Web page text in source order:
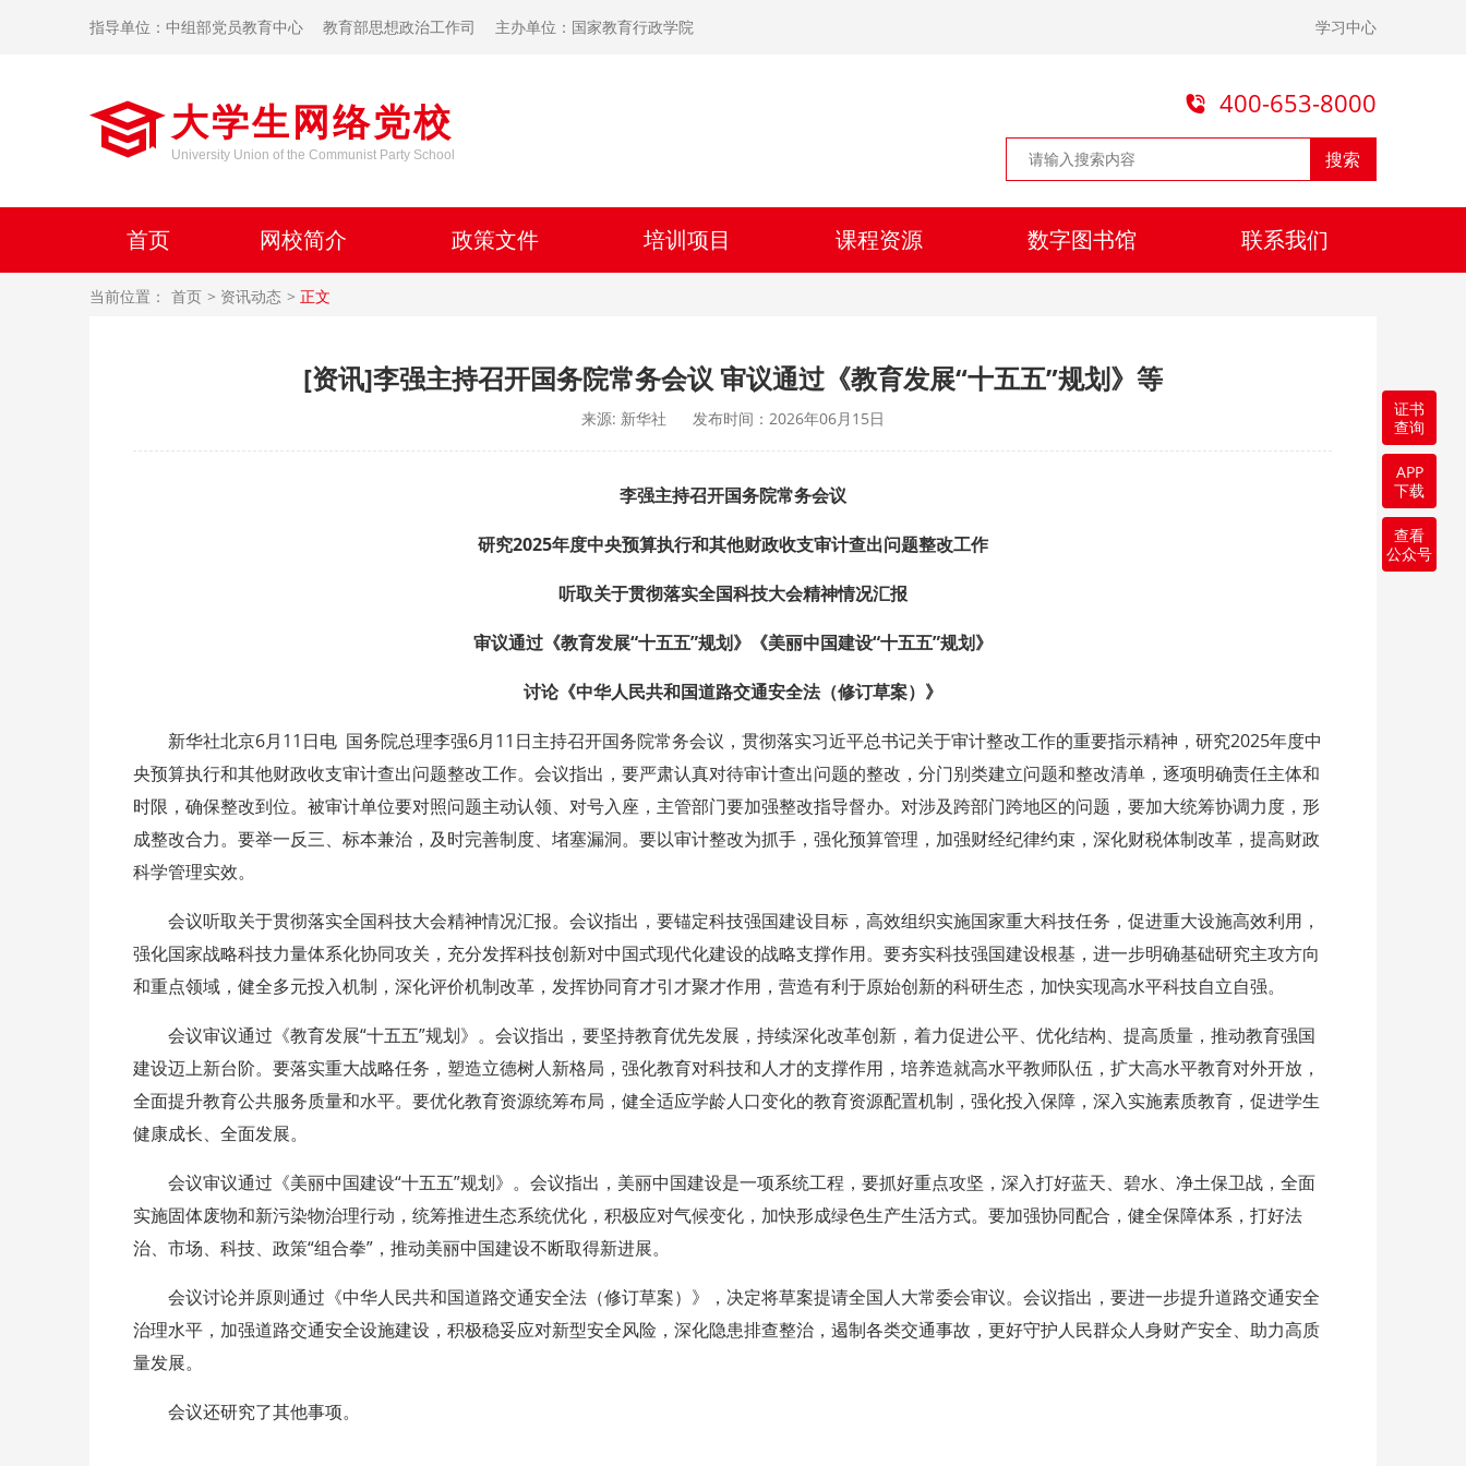
指导单位：中组部党员教育中心 教育部思想政治工作司 主办单位：国家教育行政学院 学习中心
大学生网络党校
University Union of the Communist Party School
400-653-8000
搜索
首页 网校简介 政策文件 培训项目 课程资源 数字图书馆 联系我们
当前位置： 首页 资讯动态 正文
[资讯]李强主持召开国务院常务会议 审议通过《教育发展“十五五”规划》等
来源: 新华社 发布时间：2026年06月15日
李强主持召开国务院常务会议
研究2025年度中央预算执行和其他财政收支审计查出问题整改工作
听取关于贯彻落实全国科技大会精神情况汇报
审议通过《教育发展“十五五”规划》《美丽中国建设“十五五”规划》
讨论《中华人民共和国道路交通安全法（修订草案）》
新华社北京6月11日电 国务院总理李强6月11日主持召开国务院常务会议，贯彻落实习近平总书记关于审计整改工作的重要指示精神，研究2025年度中
央预算执行和其他财政收支审计查出问题整改工作。会议指出，要严肃认真对待审计查出问题的整改，分门别类建立问题和整改清单，逐项明确责任主体和
时限，确保整改到位。被审计单位要对照问题主动认领、对号入座，主管部门要加强整改指导督办。对涉及跨部门跨地区的问题，要加大统筹协调力度，形
成整改合力。要举一反三、标本兼治，及时完善制度、堵塞漏洞。要以审计整改为抓手，强化预算管理，加强财经纪律约束，深化财税体制改革，提高财政
科学管理实效。
会议听取关于贯彻落实全国科技大会精神情况汇报。会议指出，要锚定科技强国建设目标，高效组织实施国家重大科技任务，促进重大设施高效利用，
强化国家战略科技力量体系化协同攻关，充分发挥科技创新对中国式现代化建设的战略支撑作用。要夯实科技强国建设根基，进一步明确基础研究主攻方向
和重点领域，健全多元投入机制，深化评价机制改革，发挥协同育才引才聚才作用，营造有利于原始创新的科研生态，加快实现高水平科技自立自强。
会议审议通过《教育发展“十五五”规划》。会议指出，要坚持教育优先发展，持续深化改革创新，着力促进公平、优化结构、提高质量，推动教育强国
建设迈上新台阶。要落实重大战略任务，塑造立德树人新格局，强化教育对科技和人才的支撑作用，培养造就高水平教师队伍，扩大高水平教育对外开放，
全面提升教育公共服务质量和水平。要优化教育资源统筹布局，健全适应学龄人口变化的教育资源配置机制，强化投入保障，深入实施素质教育，促进学生
健康成长、全面发展。
会议审议通过《美丽中国建设“十五五”规划》。会议指出，美丽中国建设是一项系统工程，要抓好重点攻坚，深入打好蓝天、碧水、净土保卫战，全面
实施固体废物和新污染物治理行动，统筹推进生态系统优化，积极应对气候变化，加快形成绿色生产生活方式。要加强协同配合，健全保障体系，打好法
治、市场、科技、政策“组合拳”，推动美丽中国建设不断取得新进展。
会议讨论并原则通过《中华人民共和国道路交通安全法（修订草案）》，决定将草案提请全国人大常委会审议。会议指出，要进一步提升道路交通安全
治理水平，加强道路交通安全设施建设，积极稳妥应对新型安全风险，深化隐患排查整治，遏制各类交通事故，更好守护人民群众人身财产安全、助力高质
量发展。
会议还研究了其他事项。
证书
查询
APP
下载
查看
公众号